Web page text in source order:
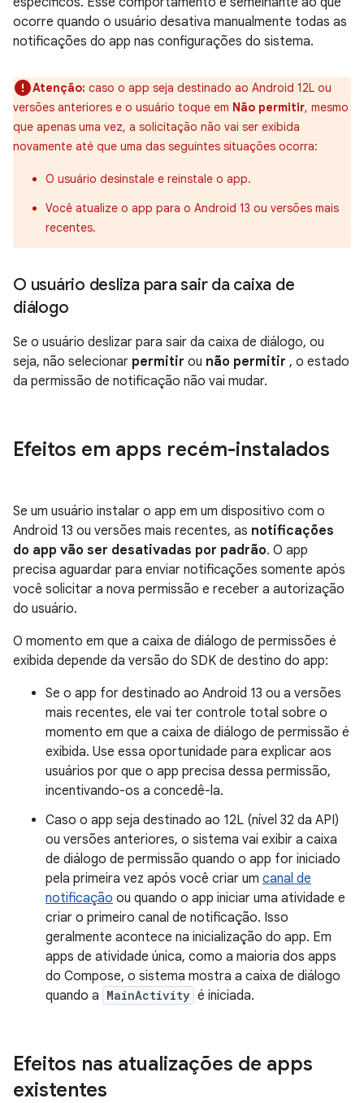
ocorre quando o usuário desativa manualmente todas as
notificações do app nas configurações do sistema.
Atenção: caso o app seja destinado ao Android 12L ou
versões anteriores e o usuário toque em Não permitir, mesmo
que apenas uma vez, a solicitação não vai ser exibida
novamente até que uma das seguintes situações ocorra:
O usuário desinstale e reinstale o app.
Você atualize o app para o Android 13 ou versões mais
recentes.
O usuário desliza para sair da caixa de
diálogo
Se o usuário deslizar para sair da caixa de diálogo, ou
seja, não selecionar permitir ou não permitir , o estado
da permissão de notificação não vai mudar.
Efeitos em apps recém-instalados
Se um usuário instalar o app em um dispositivo com o
Android 13 ou versões mais recentes, as notificações
do app vão ser desativadas por padrão. O app
precisa aguardar para enviar notificações somente após
você solicitar a nova permissão e receber a autorização
do usuário.
O momento em que a caixa de diálogo de permissões é
exibida depende da versão do SDK de destino do app:
Se o app for destinado ao Android 13 ou a versões
mais recentes, ele vai ter controle total sobre o
momento em que a caixa de diálogo de permissão é
exibida. Use essa oportunidade para explicar aos
usuários por que o app precisa dessa permissão,
incentivando-os a concedê-la.
Caso o app seja destinado ao 12L (nível 32 da API)
ou versões anteriores, o sistema vai exibir a caixa
de diálogo de permissão quando o app for iniciado
pela primeira vez após você criar um canal de
notificação ou quando o app iniciar uma atividade e
criar o primeiro canal de notificação. Isso
geralmente acontece na inicialização do app. Em
apps de atividade única, como a maioria dos apps
do Compose, o sistema mostra a caixa de diálogo
quando a MainActivity é iniciada.
Efeitos nas atualizações de apps
existentes